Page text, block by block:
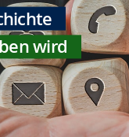
wird